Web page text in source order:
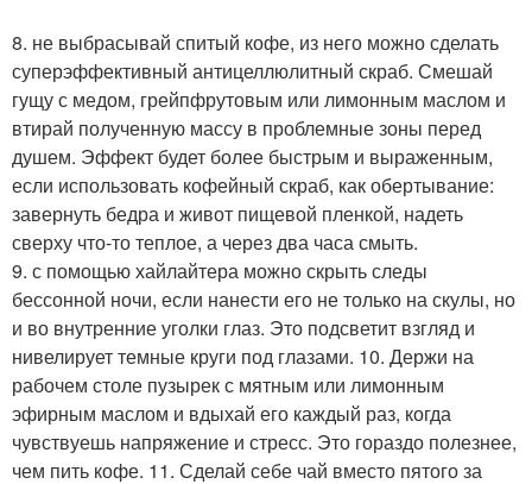
8. не выбрасывай спитый кофе, из него можно сделать
суперэффективный антицеллюлитный скраб. Смешай
гущу с медом, грейпфрутовым или лимонным маслом и
втирай полученную массу в проблемные зоны перед
душем. Эффект будет более быстрым и выраженным,
если использовать кофейный скраб, как обертывание:
завернуть бедра и живот пищевой пленкой, надеть
сверху что-то теплое, а через два часа смыть.
9. с помощью хайлайтера можно скрыть следы
бессонной ночи, если нанести его не только на скулы, но
и во внутренние уголки глаз. Это подсветит взгляд и
нивелирует темные круги под глазами. 10. Держи на
рабочем столе пузырек с мятным или лимонным
эфирным маслом и вдыхай его каждый раз, когда
чувствуешь напряжение и стресс. Это гораздо полезнее,
чем пить кофе. 11. Сделай себе чай вместо пятого за